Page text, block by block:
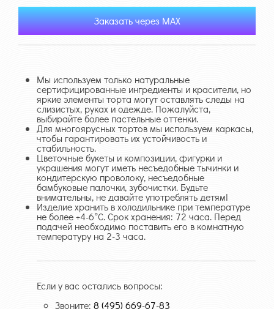
Заказать через MAX
Мы используем только натуральные
сертифицированные ингредиенты и красители, но
яркие элементы торта могут оставлять следы на
слизистых, руках и одежде. Пожалуйста,
выбирайте более пастельные оттенки.
Для многоярусных тортов мы используем каркасы,
чтобы гарантировать их устойчивость и
стабильность.
Цветочные букеты и композиции, фигурки и
украшения могут иметь несъедобные тычинки и
кондитерскую проволоку, несъедобные
бамбуковые палочки, зубочистки. Будьте
внимательны, не давайте употреблять детям!
Изделие хранить в холодильнике при температуре
не более +4-6°С. Срок хранения: 72 часа. Перед
подачей необходимо поставить его в комнатную
температуру на 2-3 часа.
Если у вас остались вопросы:
Звоните: 8 (495) 669-67-83